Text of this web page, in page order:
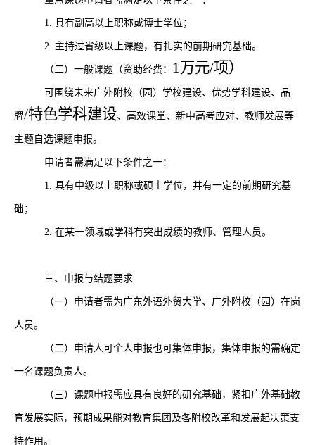
1. 具有副高以上职称或博士学位；
2. 主持过省级以上课题，有扎实的前期研究基础。
（二）一般课题（资助经费： 1万元/项）
可围绕未来广外附校（园）学校建设、优势学科建设、品
牌/特色学科建设、 高效课堂、新中高考应对、教师发展等
主题自选课题申报。
申请者需满足以下条件之一：
1. 具有中级以上职称或硕士学位，并有一定的前期研究基
础；
2. 在某一领域或学科有突出成绩的教师、管理人员。
三、申报与结题要求
（一）申请者需为广东外语外贸大学、广外附校（园）在岗
人员。
（二）申请人可个人申报也可集体申报，集体申报的需确定
一名课题负责人。
（三）课题申报需应具有良好的研究基础，紧扣广外基础教
育发展实际，预期成果能对教育集团及各附校改革和发展起决策支
持作用。